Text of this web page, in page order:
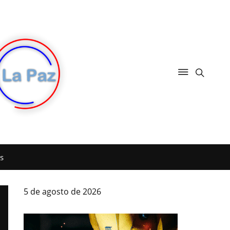
5 de agosto de 2026